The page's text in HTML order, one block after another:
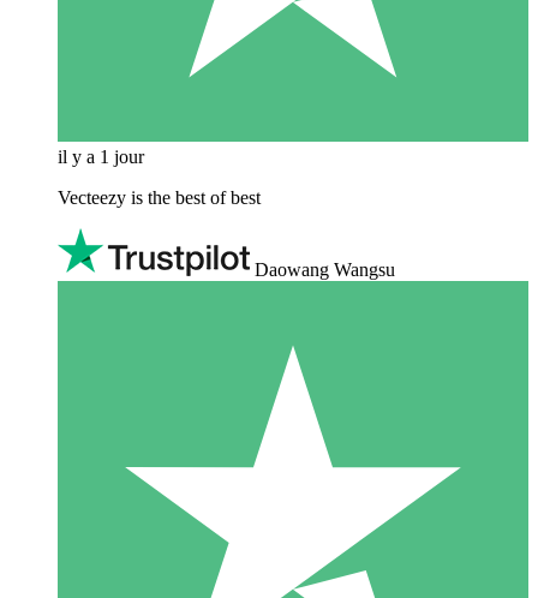
il y a 1 jour
Vecteezy is the best of best
Daowang Wangsu